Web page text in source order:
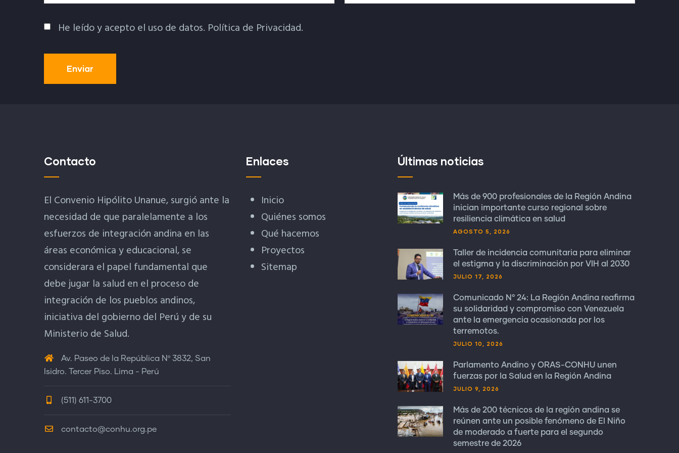
Política De Privacidad
He leído y acepto el uso de datos. Política de Privacidad.
Contacto
El Convenio Hipólito Unanue, surgió ante la
necesidad de que paralelamente a los
esfuerzos de integración andina en las
áreas económica y educacional, se
considerara el papel fundamental que
debe jugar la salud en el proceso de
integración de los pueblos andinos,
iniciativa del gobierno del Perú y de su
Ministerio de Salud.
Av. Paseo de la República Nº 3832, San
Isidro. Tercer Piso. Lima - Perú
(511) 611-3700
contacto@conhu.org.pe
Enlaces
Inicio
Quiénes somos
Qué hacemos
Proyectos
Sitemap
Últimas noticias
Más de 900 profesionales de la Región Andina
inician importante curso regional sobre
resiliencia climática en salud
AGOSTO 5, 2026
Taller de incidencia comunitaria para eliminar
el estigma y la discriminación por VIH al 2030
JULIO 17, 2026
Comunicado N° 24: La Región Andina reafirma
su solidaridad y compromiso con Venezuela
ante la emergencia ocasionada por los
terremotos.
JULIO 10, 2026
Parlamento Andino y ORAS-CONHU unen
fuerzas por la Salud en la Región Andina
JULIO 9, 2026
Más de 200 técnicos de la región andina se
reúnen ante un posible fenómeno de El Niño
de moderado a fuerte para el segundo
semestre de 2026